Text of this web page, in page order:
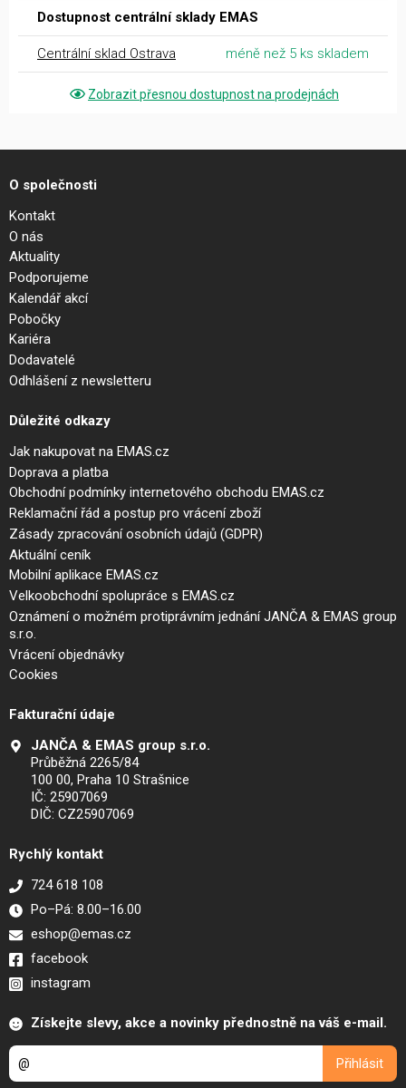
Dostupnost centrální sklady EMAS
Centrální sklad Ostrava méně než 5 ks skladem
Zobrazit přesnou dostupnost na prodejnách
O společnosti
Kontakt
O nás
Aktuality
Podporujeme
Kalendář akcí
Pobočky
Kariéra
Dodavatelé
Odhlášení z newsletteru
Důležité odkazy
Jak nakupovat na EMAS.cz
Doprava a platba
Obchodní podmínky internetového obchodu EMAS.cz
Reklamační řád a postup pro vrácení zboží
Zásady zpracování osobních údajů (GDPR)
Aktuální ceník
Mobilní aplikace EMAS.cz
Velkoobchodní spolupráce s EMAS.cz
Oznámení o možném protiprávním jednání JANČA & EMAS group
s.r.o.
Vrácení objednávky
Cookies
Fakturační údaje
JANČA & EMAS group s.r.o.
Průběžná 2265/84
100 00, Praha 10 Strašnice
IČ: 25907069
DIČ: CZ25907069
Rychlý kontakt
724 618 108
Po–Pá: 8.00–16.00
eshop@emas.cz
facebook
instagram
Získejte slevy, akce a novinky přednostně na váš e-mail.